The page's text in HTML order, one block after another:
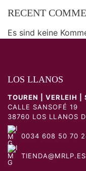
RECENT
Es sind keine
LOS LLANOS
TOUREN | VERLEIH |
CALLE SANSOFÉ 19
38760 LOS LLANOS
0034 608 50 70
TIENDA@MRLP.ES